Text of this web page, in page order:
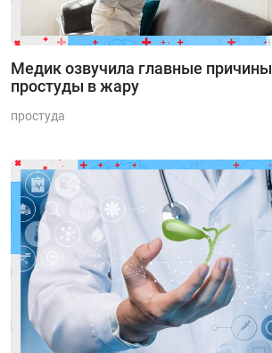
Медик озвучила главные причины
простуды в жару
простуда